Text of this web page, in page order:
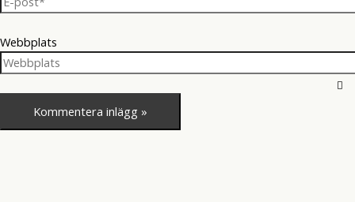
Webbplats